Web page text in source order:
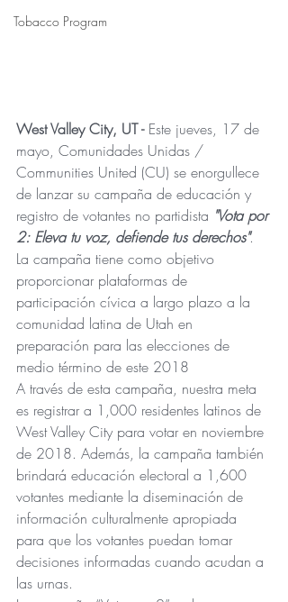
Tobacco Program
West Valley City, UT - Este jueves, 17 de
mayo, Comunidades Unidas /
Communities United (CU) se enorgullece
de lanzar su campaña de educación y
registro de votantes no partidista "Vota por
2: Eleva tu voz, defiende tus derechos".
La campaña tiene como objetivo
proporcionar plataformas de
participación cívica a largo plazo a la
comunidad latina de Utah en
preparación para las elecciones de
medio término de este 2018
A través de esta campaña, nuestra meta
es registrar a 1,000 residentes latinos de
West Valley City para votar en noviembre
de 2018. Además, la campaña también
brindará educación electoral a 1,600
votantes mediante la diseminación de
información culturalmente apropiada
para que los votantes puedan tomar
decisiones informadas cuando acudan a
las urnas.